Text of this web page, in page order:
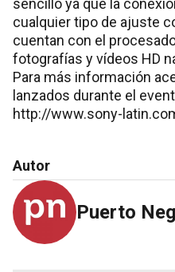
sencillo ya que la
cualquier tipo de ajuste
cuentan con el
fotografías y vídeos HD
Para más información
lanzados durante el
http://www.sony-
Autor
Puerto